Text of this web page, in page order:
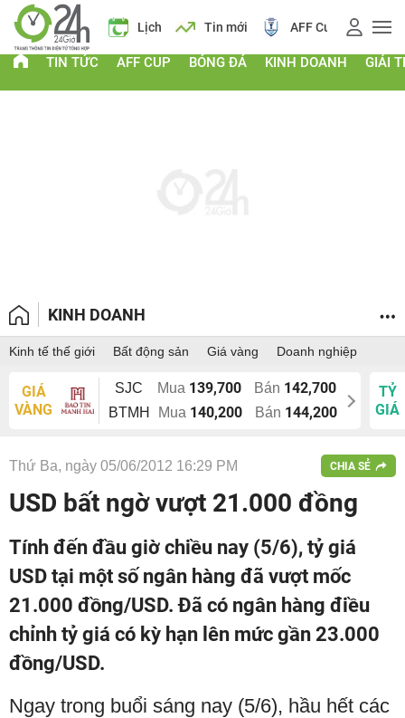
vàng Lịch Tin mới AFF Cup Giá vàng
TIN TỨC AFF CUP BÓNG ĐÁ KINH DOANH GIẢI
KINH DOANH
Kinh tế thế giới Bất động sản Giá vàng Doanh nghiệp
GIÁ
VÀNG
SJC Mua 139,700 Bán 142,700
BTMH Mua 140,200 Bán 144,200
TỶ
GIÁ
Thứ Ba, ngày 05/06/2012 16:29 PM CHIA SẺ
USD bất ngờ vượt 21.000 đồng
Tính đến đầu giờ chiều nay (5/6), tỷ giá
USD tại một số ngân hàng đã vượt mốc
21.000 đồng/USD. Đã có ngân hàng điều
chỉnh tỷ giá có kỳ hạn lên mức gần 23.000
đồng/USD.
Ngay trong buổi sáng nay (5/6), hầu hết các